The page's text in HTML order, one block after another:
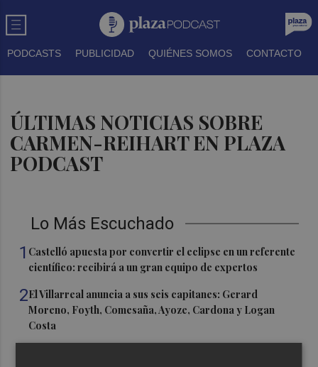
PODCASTS PUBLICIDAD QUIÉNES SOMOS CONTACTO
ÚLTIMAS NOTICIAS SOBRE
CARMEN-REIHART EN PLAZA
PODCAST
Lo Más Escuchado
1 Castelló apuesta por convertir el eclipse en un referente
científico: recibirá a un gran equipo de expertos
2El Villarreal anuncia a sus seis capitanes: Gerard
Moreno, Foyth, Comesaña, Ayoze, Cardona y Logan
Costa